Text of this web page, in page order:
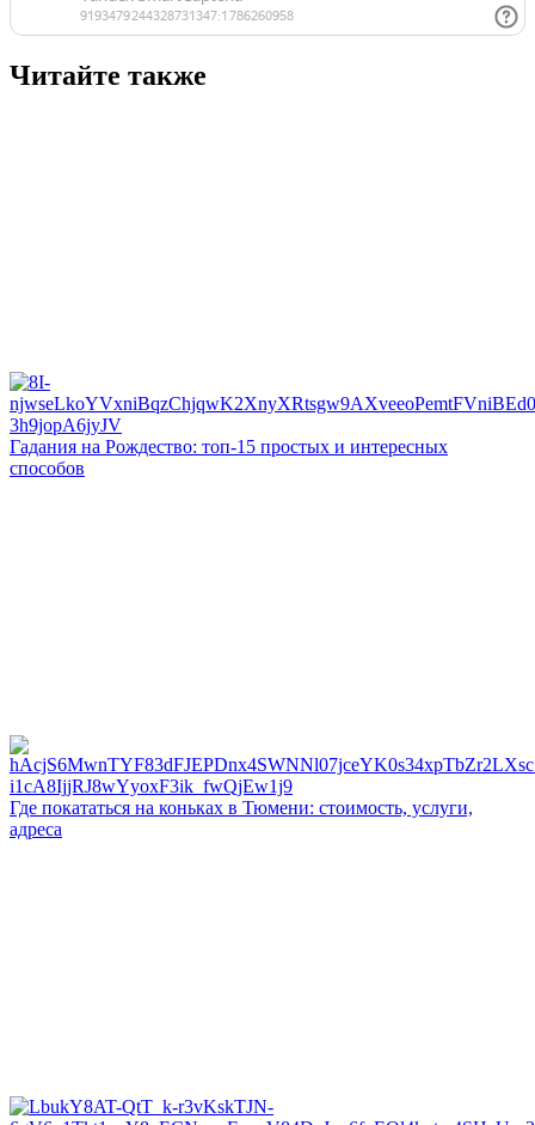
Читайте также
Гадания на Рождество: топ-15 простых и интересных
способов
Где покататься на коньках в Тюмени: стоимость, услуги,
адреса